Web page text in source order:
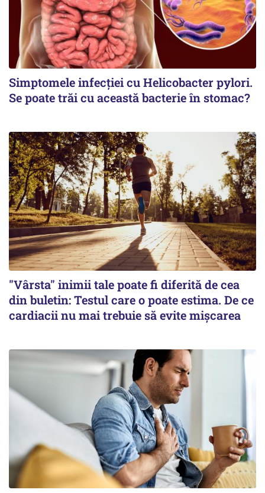
Simptomele infecției cu Helicobacter pylori.
Se poate trăi cu această bacterie în stomac?
"Vârsta" inimii tale poate fi diferită de cea
din buletin: Testul care o poate estima. De ce
cardiacii nu mai trebuie să evite mișcarea